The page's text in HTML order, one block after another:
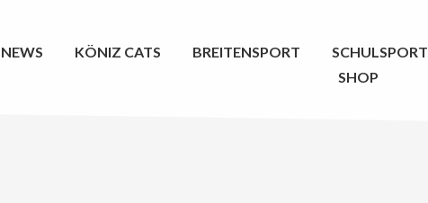
NEWS KÖNIZ CATS BREITENSPORT SCHULSPORT
SHOP